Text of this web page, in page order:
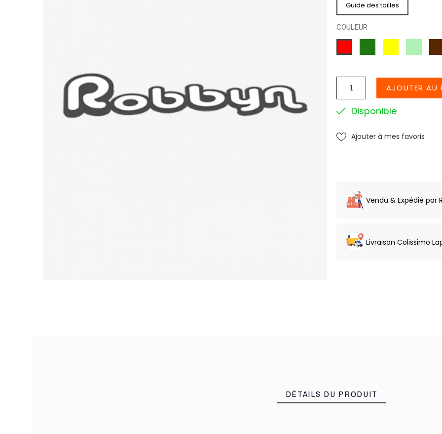
Guide des tailles
COULEUR
D
AJOUTER AU
Disponible
Ajouter à mes favoris
Vendu & Expédié par
Livraison Colissimo
DÉTAILS DU PRODUIT